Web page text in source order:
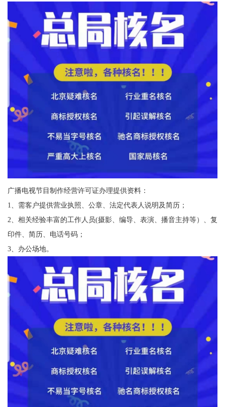
广播电视节目制作经营许可证办理提供资料：
1、需客户提供营业执照、公章、法定代表人说明及简历；
2、相关经验丰富的工作人员(摄影、编导、表演、播音主持等）、复
印件、简历、电话号码；
3、办公场地。